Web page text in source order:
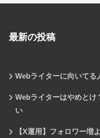
最新の投稿
Webライターに向いてる
Webライターはやめとけ
い
【X運用】フォロワー増